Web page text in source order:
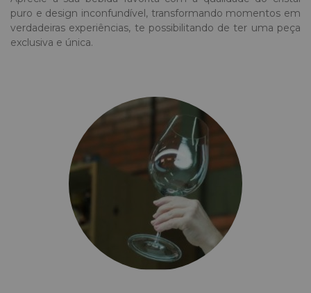
puro e design inconfundível, transformando momentos em
verdadeiras experiências, te possibilitando de ter uma peça
exclusiva e única.